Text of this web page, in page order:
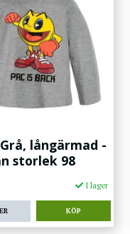
långärmad -
storlek 98
I lager